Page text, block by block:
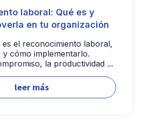
laboral: Qué es y
en tu organización
es el reconocimiento laboral,
y cómo implementarlo.
la productividad ...
leer más